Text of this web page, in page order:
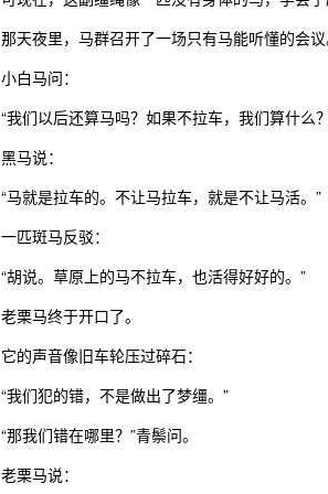
那天夜里，马群召开了一场只有马能听懂的会
小白马问：
“我们以后还算马吗？如果不拉车，我们算什么
黑马说：
“马就是拉车的。不让马拉车，就是不让马活。”
一匹斑马反驳：
“胡说。草原上的马不拉车，也活得好好的。”
老栗马终于开口了。
它的声音像旧车轮压过碎石：
“我们犯的错，不是做出了梦缰。”
“那我们错在哪里？”青鬃问。
老栗马说：